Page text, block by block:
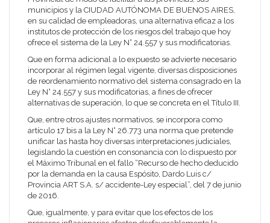
municipios y la CIUDAD AUTÓNOMA DE BUENOS AIRES,
en su calidad de empleadoras, una alternativa eficaz a los
institutos de protección de los riesgos del trabajo que hoy
ofrece el sistema de la Ley N° 24.557 y sus modificatorias.
Que en forma adicional a lo expuesto se advierte necesario
incorporar al régimen legal vigente, diversas disposiciones
de reordenamiento normativo del sistema consagrado en la
Ley N° 24.557 y sus modificatorias, a fines de ofrecer
alternativas de superación, lo que se concreta en el Título III.
Que, entre otros ajustes normativos, se incorpora como
artículo 17 bis a la Ley N° 26.773 una norma que pretende
unificar las hasta hoy diversas interpretaciones judiciales,
legislando la cuestión en consonancia con lo dispuesto por
el Máximo Tribunal en el fallo “Recurso de hecho deducido
por la demanda en la causa Espósito, Dardo Luis c/
Provincia ART S.A. s/ accidente-Ley especial”, del 7 de junio
de 2016.
Que, igualmente, y para evitar que los efectos de los